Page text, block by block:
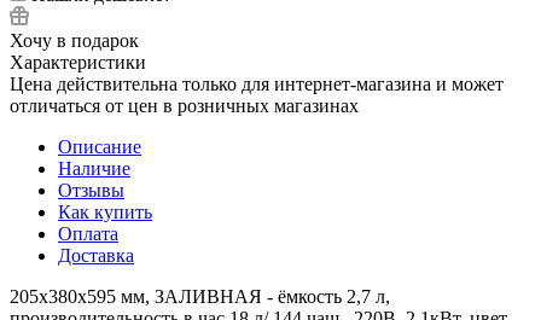
Хочу в подарок
Характеристики
Цена действительна только для интернет-магазина и может
отличаться от цен в розничных магазинах
Описание
Наличие
Отзывы
Как купить
Оплата
Доставка
205x380x595 мм, ЗАЛИВНАЯ - ёмкость 2,7 л,